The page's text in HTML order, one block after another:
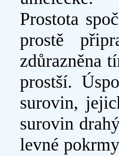
Prostota
prostě
zdůrazněna
prostší.
surovin,
surovin
levné